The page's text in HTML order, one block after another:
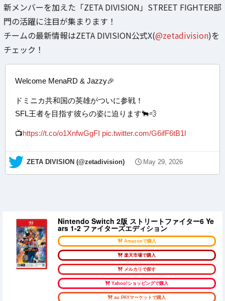
新メンバーを加えた「ZETA DIVISION」STREET FIGHTER部
門の活躍に注目が集まります！
チームの最新情報はZETA DIVISION公式X(@zetadivision)を
チェック！
Welcome MenaRD & Jazzy🎉
ドミニカ共和国の英雄がついに参戦！
SFL王者を目指す彼らの姿に迫ります🐂💨
📺https://t.co/o1XnfwGgFI pic.twitter.com/G6ifF6tB1l
— ZETA DIVISION (@zetadivision) May 29, 2026
Nintendo Switch 2版 ストリートファイター6 Ye
ars 1-2 ファイターズエディション
Amazonで購入
楽天市場で購入
メルカリで探す
Yahoo!ショッピングで購入
au PAYマーケットで購入